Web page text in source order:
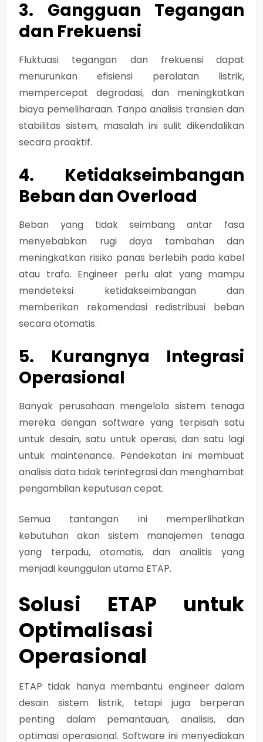
3. Gangguan Tegangan
dan Frekuensi
Fluktuasi tegangan dan frekuensi dapat
menurunkan efisiensi peralatan listrik,
mempercepat degradasi, dan meningkatkan
biaya pemeliharaan. Tanpa analisis transien dan
stabilitas sistem, masalah ini sulit dikendalikan
secara proaktif.
4. Ketidakseimbangan
Beban dan Overload
Beban yang tidak seimbang antar fasa
menyebabkan rugi daya tambahan dan
meningkatkan risiko panas berlebih pada kabel
atau trafo. Engineer perlu alat yang mampu
mendeteksi ketidakseimbangandan
memberikan rekomendasi redistribusi beban
secara otomatis.
5. Kurangnya Integrasi
Operasional
Banyak perusahaan mengelola sistem tenaga
mereka dengan software yang terpisah satu
untuk desain, satu untuk operasi, dan satu lagi
untuk maintenance. Pendekatan ini membuat
analisis data tidak terintegrasi dan menghambat
pengambilan keputusan cepat.
Semua tantangan ini memperlihatkan
kebutuhan akan sistem manajemen tenaga
yang terpadu, otomatis, dan analitis yang
menjadi keunggulan utama ETAP.
Solusi ETAP untuk
Optimalisasi
Operasional
ETAP tidak hanya membantu engineer dalam
desain sistem listrik, tetapi juga berperan
penting dalam pemantauan, analisis, dan
optimasi operasional. Software ini menyediakan